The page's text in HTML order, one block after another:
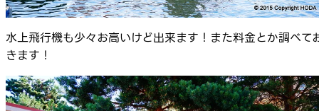
水上飛行機も少々お高いけど出来ます！また料金とか調べて
きます！